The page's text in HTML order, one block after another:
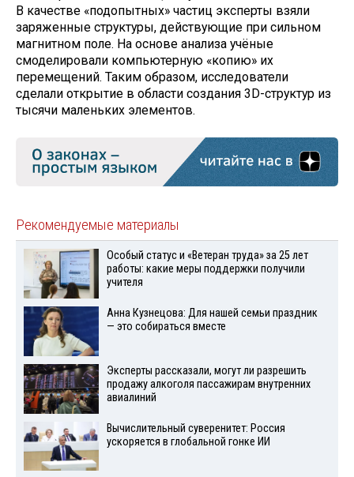
В качестве «подопытных» частиц эксперты взяли
заряженные структуры, действующие при сильном
магнитном поле. На основе анализа учёные
смоделировали компьютерную «копию» их
перемещений. Таким образом, исследователи
сделали открытие в области создания 3D-структур из
тысячи маленьких элементов.
Рекомендуемые материалы
Особый статус и «Ветеран труда» за 25 лет
работы: какие меры поддержки получили
учителя
Анна Кузнецова: Для нашей семьи праздник
— это собираться вместе
Эксперты рассказали, могут ли разрешить
продажу алкоголя пассажирам внутренних
авиалиний
Вычислительный суверенитет: Россия
ускоряется в глобальной гонке ИИ